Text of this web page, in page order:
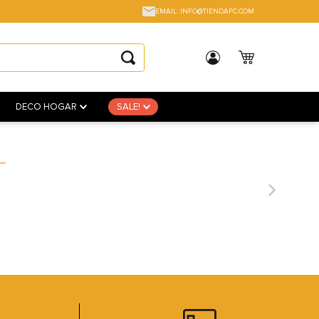
EMAIL: INFO@TIENDAFC.COM
DECO HOGAR SALE!